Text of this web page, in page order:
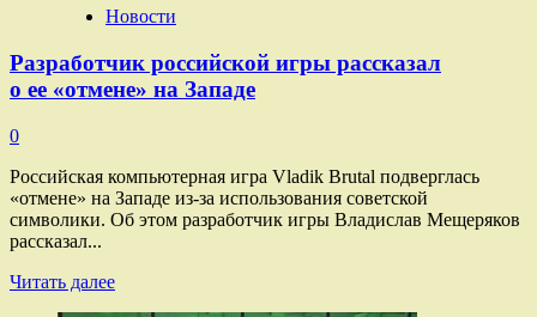
Новости
Разработчик российской игры рассказал
о ее «отмене» на Западе
0
Российская компьютерная игра Vladik Brutal подверглась
«отмене» на Западе из-за использования советской
символики. Об этом разработчик игры Владислав Мещеряков
рассказал...
Читать далееПрочитать